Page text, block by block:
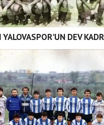
DEV